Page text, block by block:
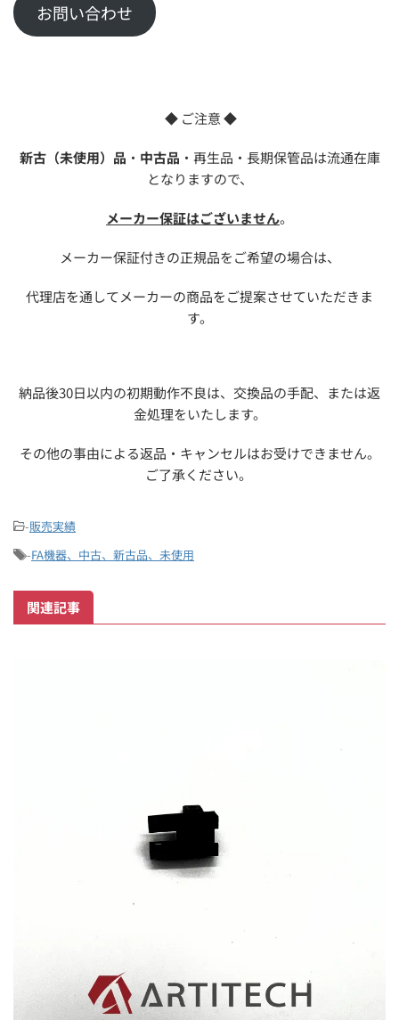
お問い合わせ
◆ ご注意 ◆
新古（未使用）品 ・ 中古品 ・再生品・長期保管品は流通在庫
となりますので、
メーカー保証はございません。
メーカー保証付きの正規品をご希望の場合は、
代理店を通してメーカーの商品をご提案させていただきま
す。
納品後30日以内の初期動作不良は、交換品の手配、または返
金処理をいたします。
その他の事由による返品・キャンセルはお受けできません。
ご了承ください。
-販売実績
-FA機器、中古、新古品、未使用
関連記事